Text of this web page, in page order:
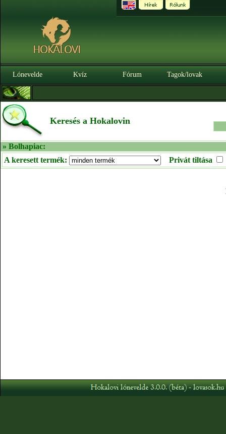
Lónevelde Kvíz Fórum Tagok/lovak
Keresés a Hokalovin
» Bolhapiac:
A keresett termék:
Privát tiltása